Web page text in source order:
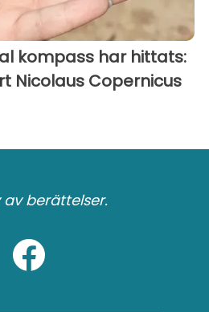
kompass har hittats:
Nicolaus Copernicus
av berättelser.